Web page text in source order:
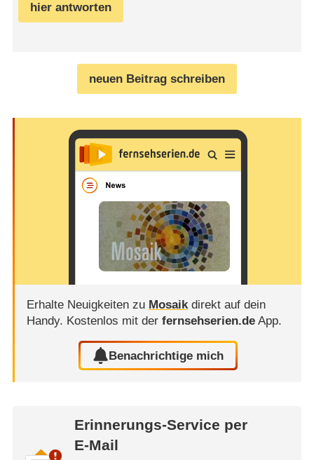
hier antworten
neuen Beitrag schreiben
Erhalte Neuigkeiten zu Mosaikdirekt auf dein
Handy. Kostenlos mit der fernsehserien.deApp.
Benachrichtige mich
Erinnerungs-Service per
E-Mail